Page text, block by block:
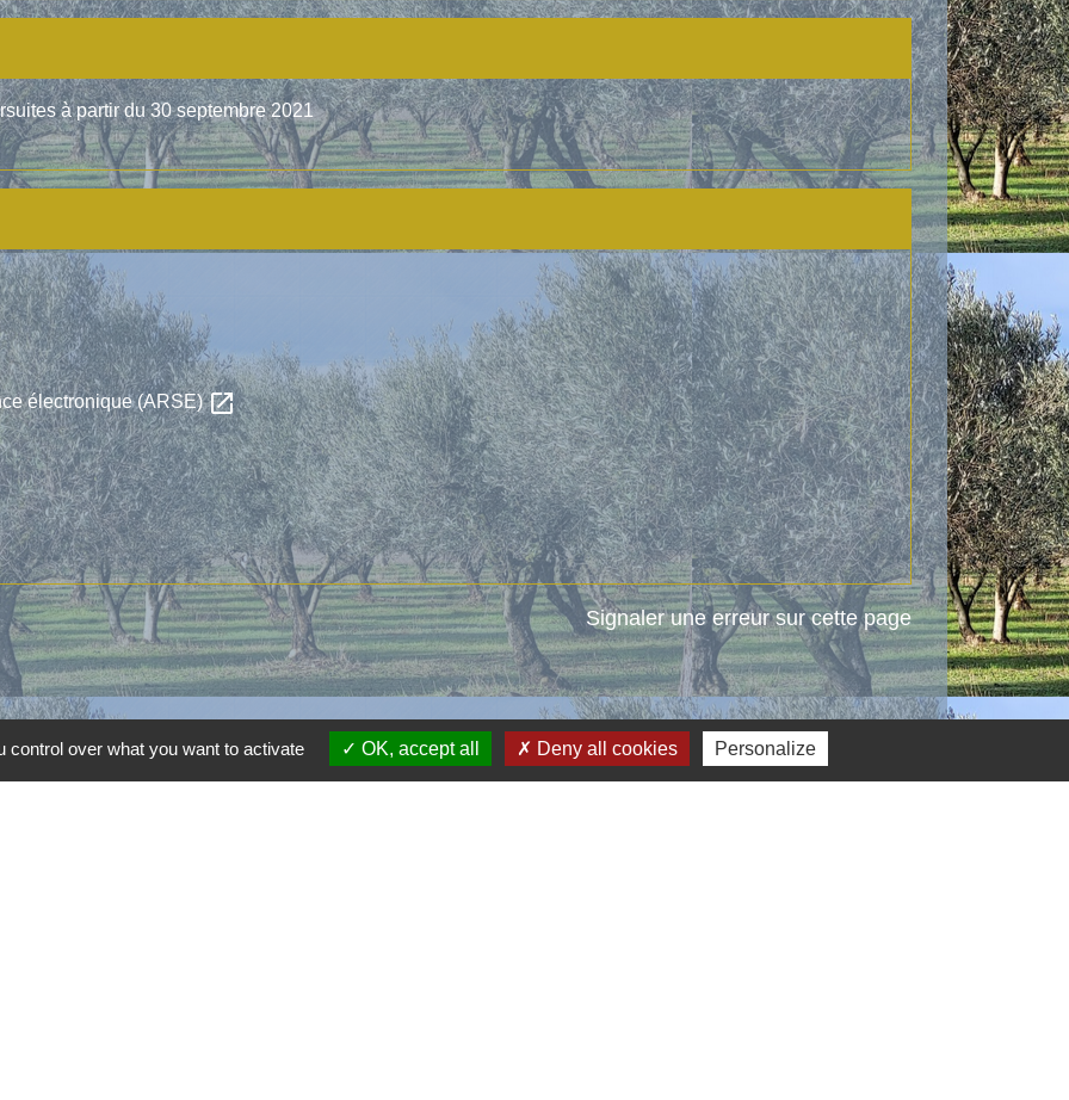
à partir du 30 septembre 2021
électronique (ARSE)open_in_new
Signaler une erreur sur cette page
over what you want to activate OK, accept all Deny all cookies Personalize